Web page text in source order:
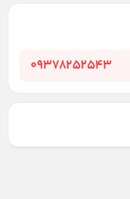
09378252543